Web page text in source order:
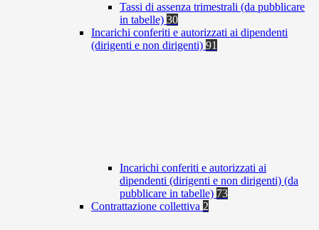
Tassi di assenza trimestrali (da pubblicare
in tabelle) 30
Incarichi conferiti e autorizzati ai dipendenti
(dirigenti e non dirigenti) 91
Incarichi conferiti e autorizzati ai
dipendenti (dirigenti e non dirigenti) (da
pubblicare in tabelle) 73
Contrattazione collettiva 2